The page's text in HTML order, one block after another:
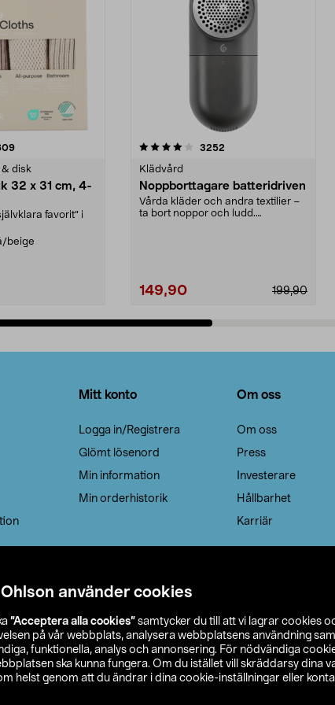
använder cookies
”Acceptera alla cookies” samtycker du till att vi lagrar cookies
på vår webbplats, analysera webbplatsens användning
funktionella, analys och annonsering. För nödvändiga
ska kunna fungera. Om du istället vill skräddarsy dina
helst genom att du ändrar i dina cookie-inställningar eller
recensioner
& disk
32 x 31 cm, 4-
favorit” i
beige
5 stjärnor 3252
Klädvård
Noppborttagare batteridriven
Vårda kläder och andra textilier –
ta bort noppor och ludd.
199,90
149,90
4.5av 5 stjärnor
Mitt konto
Logga in/Registrera
Glömt lösenord
Min information
Min orderhistorik
Om oss
Om oss
Press
Investerare
Hållbarhet
Karriär